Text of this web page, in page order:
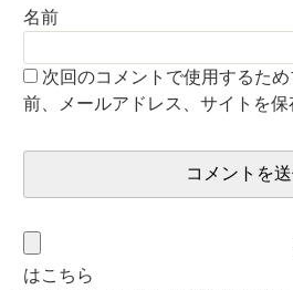
名前
次回のコメントで使用するた
前、メールアドレス、サイトを保
はこちら